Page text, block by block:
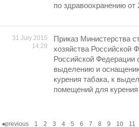
по здравоохранению
31 July 2015
14:29
Приказ Министерства
хозяйства Российской
Российской Федерации
выделению и
курения табака, к
помещений для курения
previous 1 2 3 4 5 6 7 8 9 10 11